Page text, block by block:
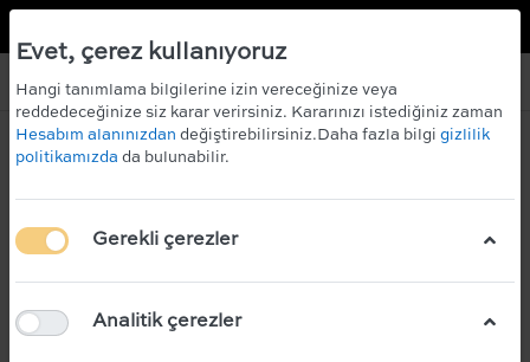
Evet, çerez kullanıyoruz
Hangi tanımlama bilgilerine izin vereceğinize veya
reddedeceğinize siz karar verirsiniz. Kararınızı istediğiniz zaman
Hesabım alanınızdan değiştirebilirsiniz.Daha fazla bilgi gizlilik
politikamızda da bulunabilir.
Gerekli çerezler
Analitik çerezler